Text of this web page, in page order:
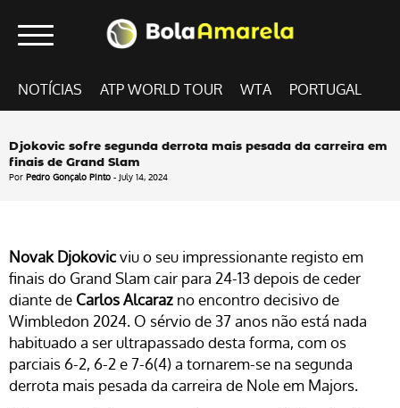
NOTÍCIAS ATP WORLD TOUR WTA PORTUGAL
Djokovic sofre segunda derrota mais pesada da carreira em
finais de Grand Slam
Por Pedro Gonçalo Pinto - July 14, 2024
Novak Djokovicviu o seu impressionante registo em
finais do Grand Slam cair para 24-13 depois de ceder
diante de Carlos Alcaraz no encontro decisivo de
Wimbledon 2024. O sérvio de 37 anos não está nada
habituado a ser ultrapassado desta forma, com os
parciais 6-2, 6-2 e 7-6(4) a tornarem-se na segunda
derrota mais pesada da carreira de Nole em Majors.